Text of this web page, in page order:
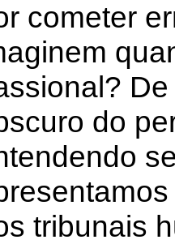
cometer
do
tribunais